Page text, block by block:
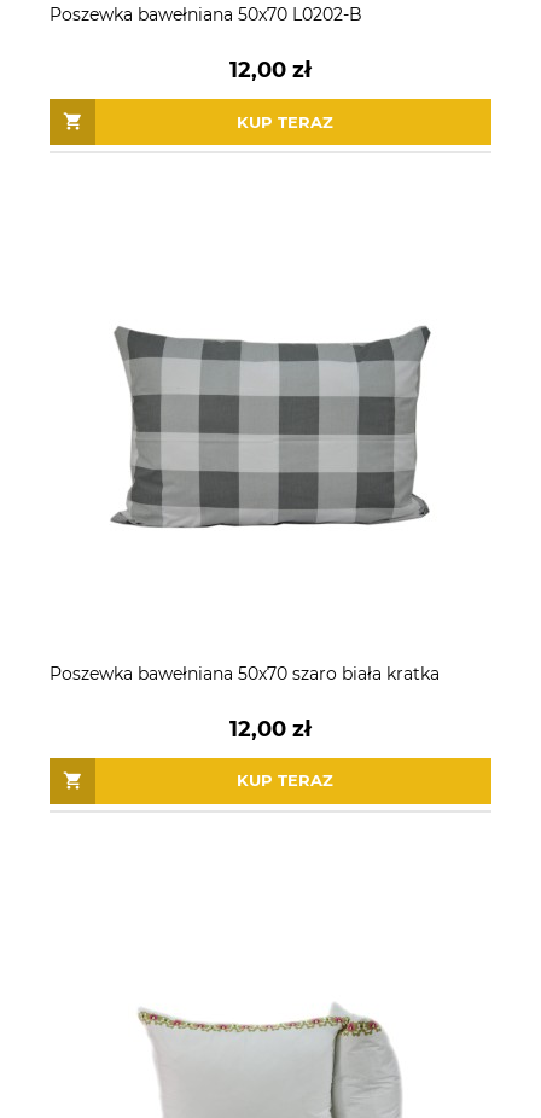
Poszewka bawełniana 50x70 L0202-B
12,00 zł
KUP TERAZ
Poszewka bawełniana 50x70 szaro biała kratka
12,00 zł
KUP TERAZ